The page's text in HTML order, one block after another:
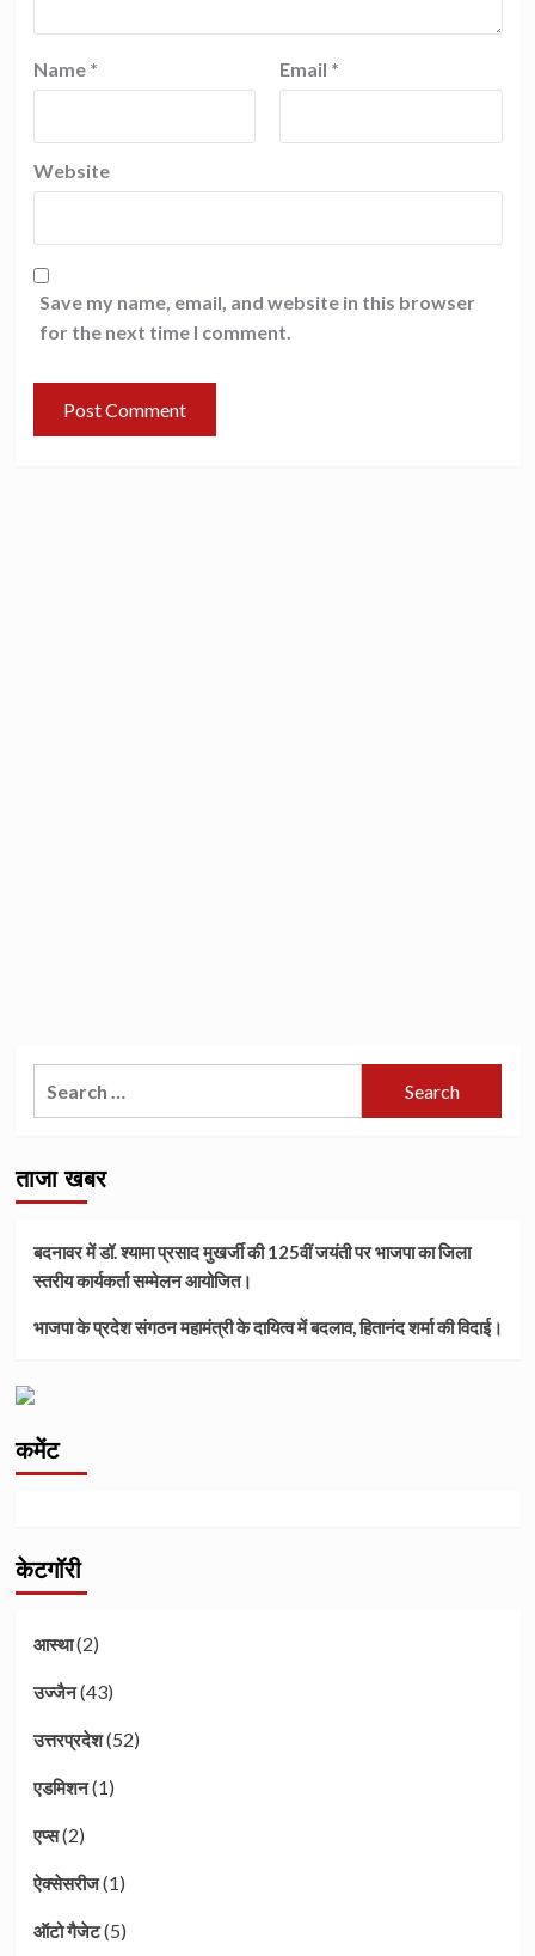
Name * Email *
Website
Save my name, email, and website in this browser
for the next time I comment.
ताजा खबर
बदनावर में डॉ. श्यामा प्रसाद मुखर्जी की 125वीं जयंती पर भाजपा का जिला
स्तरीय कार्यकर्ता सम्मेलन आयोजित।
भाजपा के प्रदेश संगठन महामंत्री के दायित्व में बदलाव, हितानंद शर्मा की विदाई।
कमेंट
केटगॉरी
आस्था(2)
उज्जैन(43)
उत्तरप्रदेश(52)
एडमिशन(1)
एप्स(2)
ऐक्सेसरीज(1)
ऑटो गैजेट(5)